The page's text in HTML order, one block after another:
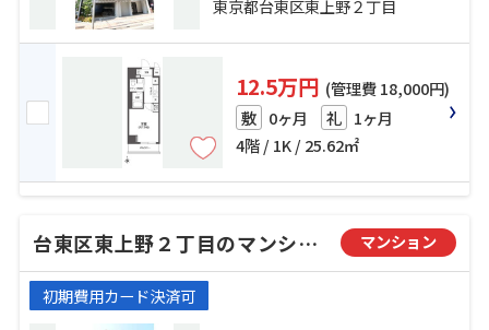
東京都台東区東上野２丁目
12.5万円 (管理費 18,000円)
敷 0ヶ月 礼 1ヶ月
4階 / 1K / 25.62㎡
台東区東上野２丁目のマンション マンション
初期費用カード決済可